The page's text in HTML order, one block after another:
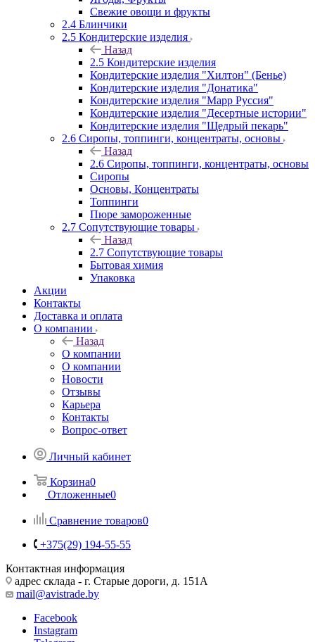
Свежие овощи и фрукты
2.4 Блинчики
2.5 Кондитерские изделия
Назад
2.5 Кондитерские изделия
Кондитерские изделия "Хилтон" (Бенье)
Кондитерские изделия "Донатика"
Кондитерские изделия "Марр Руссия"
Кондитерские изделия "Десертные истории"
Кондитерские изделия "Щедрый пекарь"
2.6 Сиропы, топпинги, концентраты, основы
Назад
2.6 Сиропы, топпинги, концентраты, основы
Сиропы
Основы, Концентраты
Топпинги
Пюре замороженные
2.7 Сопутствующие товары
Назад
2.7 Сопутствующие товары
Бытовая химия
Упаковка
Акции
Контакты
Доставка и оплата
О компании
Назад
О компании
О компании
Новости
Отзывы
Карьера
Контакты
Вопрос-ответ
Личный кабинет
Корзина0
Отложенные0
Сравнение товаров0
+375(29) 194-55-55
Контактная информация
адрес склада - г. Старые дороги, д. 151А
mail@avistrade.by
Facebook
Instagram